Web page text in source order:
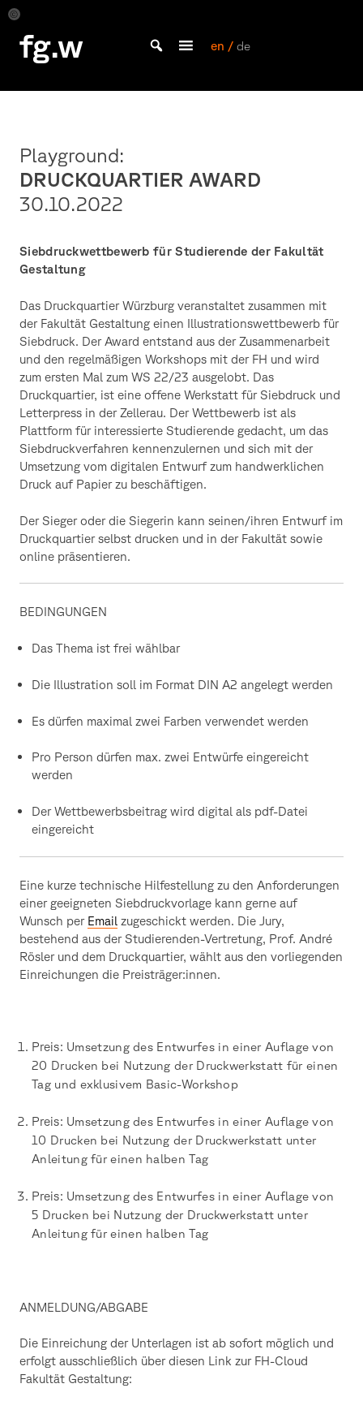
Skip
content
fg.w
Bachelor Kommunikationsdesign und Master Design & Information studieren
en / de
Playground:
DRUCKQUARTIER AWARD
30.10.2022
Siebdruckwettbewerb für Studierende der Fakultät
Gestaltung
Das Druckquartier Würzburg veranstaltet zusammen mit
der Fakultät Gestaltung einen Illustrationswettbewerb für
Siebdruck. Der Award entstand aus der Zusammenarbeit
und den regelmäßigen Workshops mit der FH und wird
zum ersten Mal zum WS 22/23 ausgelobt. Das
Druckquartier, ist eine offene Werkstatt für Siebdruck und
Letterpress in der Zellerau. Der Wettbewerb ist als
Plattform für interessierte Studierende gedacht, um das
Siebdruckverfahren kennenzulernen und sich mit der
Umsetzung vom digitalen Entwurf zum handwerklichen
Druck auf Papier zu beschäftigen.
Der Sieger oder die Siegerin kann seinen/ihren Entwurf im
Druckquartier selbst drucken und in der Fakultät sowie
online präsentieren.
BEDINGUNGEN
Das Thema ist frei wählbar
Die Illustration soll im Format DIN A2 angelegt werden
Es dürfen maximal zwei Farben verwendet werden
Pro Person dürfen max. zwei Entwürfe eingereicht
werden
Der Wettbewerbsbeitrag wird digital als pdf-Datei
eingereicht
Eine kurze technische Hilfestellung zu den Anforderungen
einer geeigneten Siebdruckvorlage kann gerne auf
Wunsch per Email zugeschickt werden. Die Jury,
bestehend aus der Studierenden-Vertretung, Prof. André
Rösler und dem Druckquartier, wählt aus den vorliegenden
Einreichungen die Preisträger:innen.
Preis: Umsetzung des Entwurfes in einer Auflage von
20 Drucken bei Nutzung der Druckwerkstatt für einen
Tag und exklusivem Basic-Workshop
Preis: Umsetzung des Entwurfes in einer Auflage von
10 Drucken bei Nutzung der Druckwerkstatt unter
Anleitung für einen halben Tag
Preis: Umsetzung des Entwurfes in einer Auflage von
5 Drucken bei Nutzung der Druckwerkstatt unter
Anleitung für einen halben Tag
ANMELDUNG/ABGABE
Die Einreichung der Unterlagen ist ab sofort möglich und
erfolgt ausschließlich über diesen Link zur FH-Cloud
Fakultät Gestaltung:
Award